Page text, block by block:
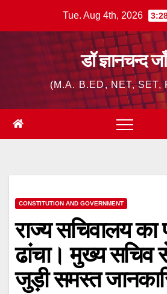
Tue. Aug 4th, 2026
डॉ ज्ञानचन्द
(M.A. B.ED, NET, SET,
CONSTITUTION AND GOVERNMENT
राज्य सचिवालय
ढांचा। मुख्य सचिव
जुड़ी समस्त